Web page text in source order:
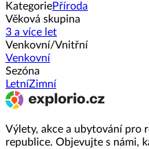
KategoriePříroda
Věková skupina
3 a více let
Venkovní/Vnitřní
Venkovní
Sezóna
LetníZimní
Výlety, akce a ubytování pro
republice. Objevujte s námi,